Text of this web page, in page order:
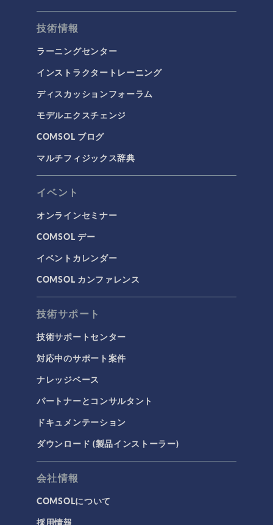
技術情報
ラーニングセンター
インストラクタートレーニング
ディスカッションフォーラム
モデルエクスチェンジ
COMSOL ブログ
マルチフィジックス辞典
イベント
オンラインセミナー
COMSOL デー
イベントカレンダー
COMSOL カンファレンス
技術サポート
技術サポートセンター
対応中のサポート案件
ナレッジベース
パートナーとコンサルタント
ドキュメンテーション
ダウンロード (製品インストーラー)
会社情報
COMSOLについて
採用情報